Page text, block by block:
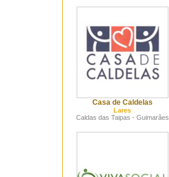
Casa de Caldelas
Lares
Caldas das Taipas - Guimarães